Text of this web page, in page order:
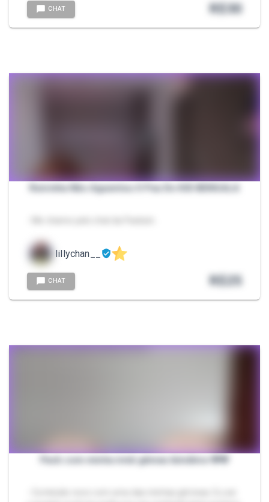
CHAT R$30
Ruivinha Não Aguentou O Pau Do KID BENGALA
lillychan__
CHAT R$25
Pack com minha irmã gêmea kimdime 🩷🩷